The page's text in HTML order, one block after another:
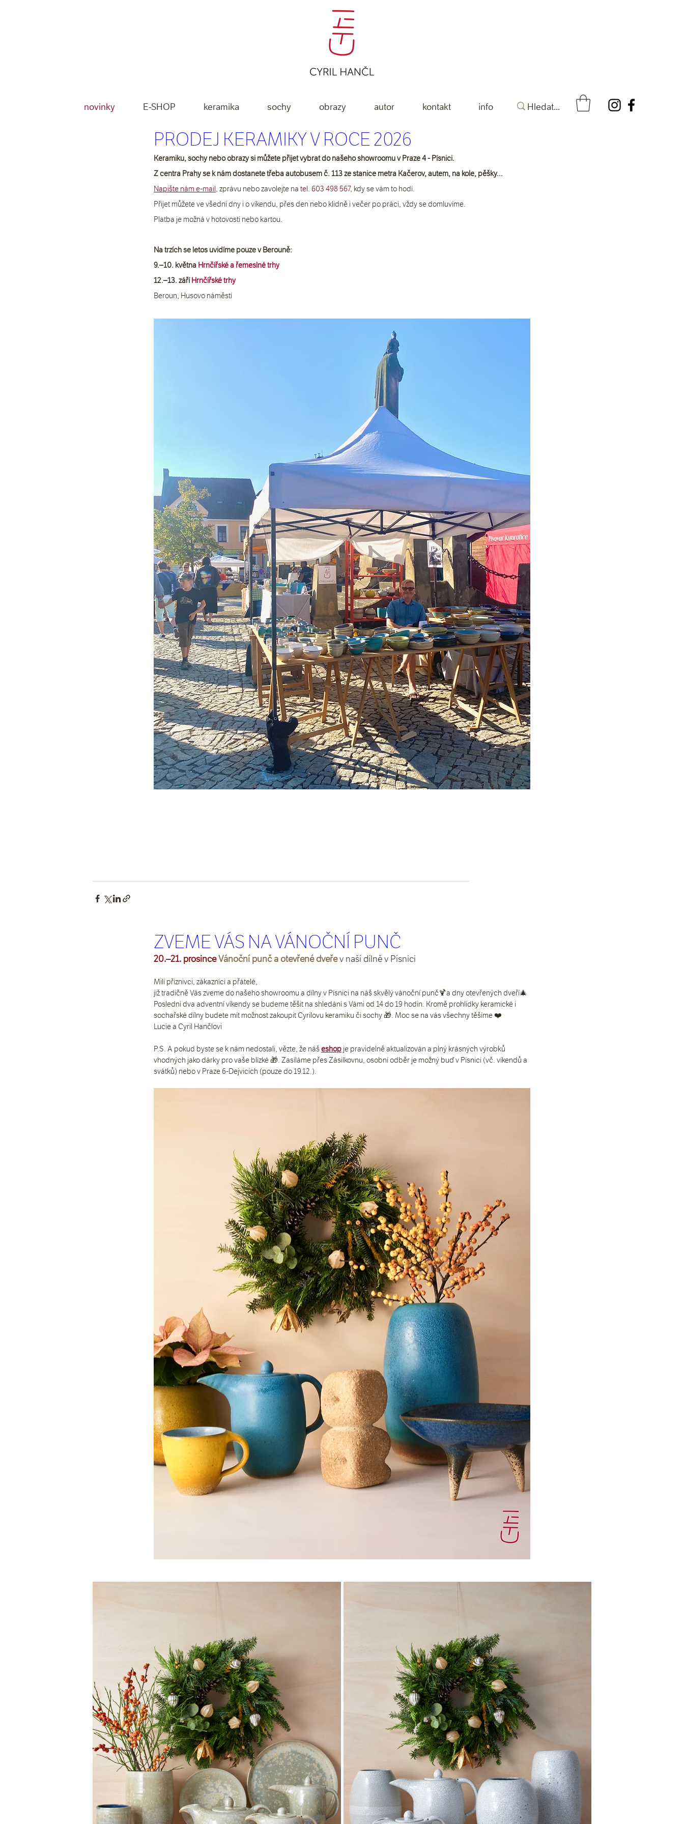
novinky E-SHOP keramika sochy obrazy autor kontakt info
PRODEJ KERAMIKY V ROCE 2026
Keramiku, sochy nebo obrazy si můžete přijet vybrat do našeho showroomu v Praze 4 - Písnici.
Z centra Prahy se k nám dostanete třeba autobusem č. 113 ze stanice metra Kačerov, autem, na kole, pěšky...
Napište nám e-mail , zprávu nebo zavolejte na tel. 603 498 567, kdy se vám to hodí.
Přijet můžete ve všední dny i o víkendu, přes den nebo klidně i večer po práci, vždy se domluvíme.
Platba je možná v hotovosti nebo kartou.
Na trzích se letos uvidíme pouze v Berouně:
9.–10. května Hrnčířské a řemeslné trhy
12.–13. září Hrnčířské trhy
Beroun, Husovo náměstí
ZVEME VÁS NA VÁNOČNÍ PUNČ
20.–21. prosince Vánoční punč a otevřené dveřev naší dílně v Písnici
Milí příznivci, zákazníci a přátelé,
již tradičně Vás zveme do našeho showroomu a dílny v Písnici na náš skvělý vánoční punč🍹a dny otevřených dveří🎄
Poslední dva adventní víkendy se budeme těšit na shledání s Vámi od 14 do 19 hodin. Kromě prohlídky keramické i
sochařské dílny budete mít možnost zakoupit Cyrilovu keramiku či sochy 🎁. Moc se na vás všechny těšíme ❤️
Lucie a Cyril Hančlovi
P.S. A pokud byste se k nám nedostali, vězte, že náš eshop je pravidelně aktualizován a plný krásných výrobků
vhodných jako dárky pro vaše blízké 🎁. Zasíláme přes Zásilkovnu, osobní odběr je možný buď v Písnici (vč. víkendů a
svátků) nebo v Praze 6-Dejvicích (pouze do 19.12.).